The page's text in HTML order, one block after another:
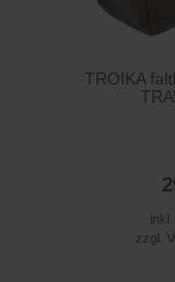
TROIKA
inkl.
zzgl.